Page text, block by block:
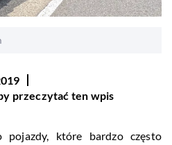
przeczytać ten wpis
pojazdy, które bardzo często